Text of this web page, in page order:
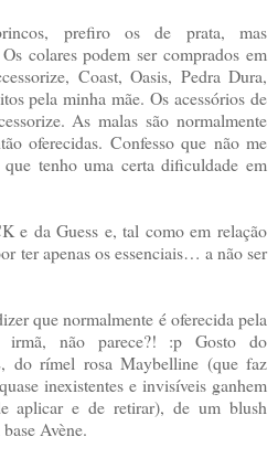
prefiro os de prata, mas
colares podem ser comprados em
Coast, Oasis, Pedra Dura,
pela minha mãe. Os acessórios de
As malas são normalmente
oferecidas. Confesso que não me
tenho uma certa dificuldade em
e da Guess e, tal como em relação
ter apenas os essenciais… a não ser
que normalmente é oferecida pela
não parece?! :p Gosto do
do rímel rosa Maybelline (que faz
inexistentes e invisíveis ganhem
aplicar e de retirar), de um blush
Avène.